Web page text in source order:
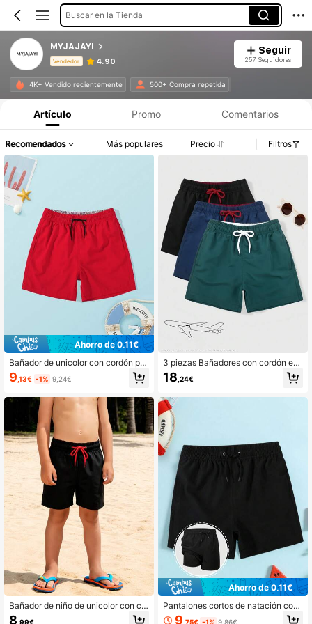
Buscar en la Tienda
MYJAJAYI
Vendedor 4.90
Seguir
257 Seguidores
4K+ Vendido recientemente 500+ Compra repetida
Artículo Promo Comentarios
Recomendados Más populares Precio Filtros
Ahorro de 0,11€
Bañador de unicolor con cordón par
a la cintura para niño
9 ,13€ -1% 9,24€
Bañador de niño de unicolor con co
rdón en la cintura
8 ,99€
3 piezas Bañadores con cordón en l
a cintura para niño
18 ,24€
Ahorro de 0,11€
Pantalones cortos de natación con
cintura de cordón de unicolor para
9 ,75€ -1% 9,86€